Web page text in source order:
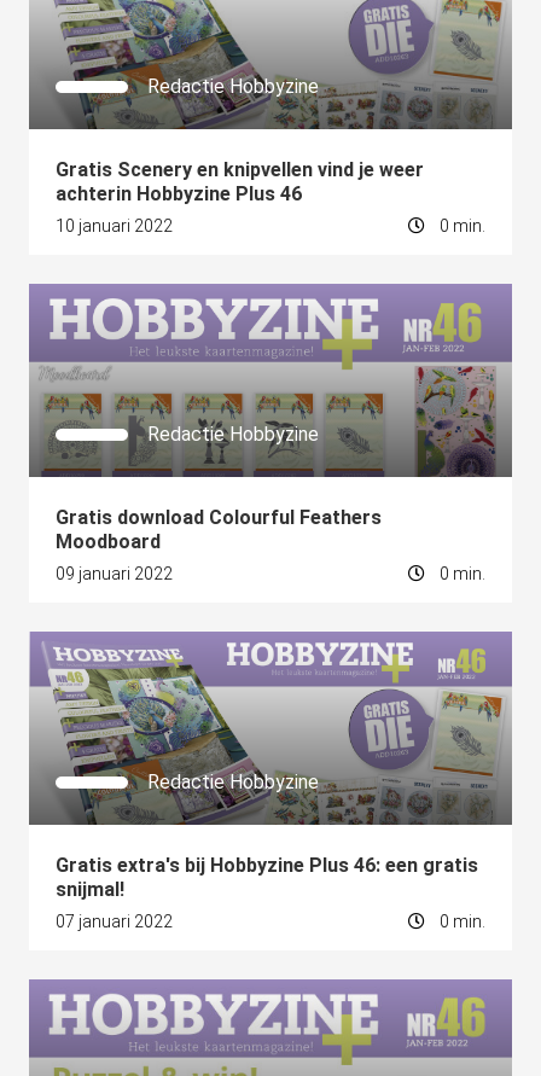
Redactie Hobbyzine
Gratis Scenery en knipvellen vind je weer
achterin Hobbyzine Plus 46
10 januari 2022 0 min.
Redactie Hobbyzine
Gratis download Colourful Feathers
Moodboard
09 januari 2022 0 min.
Redactie Hobbyzine
Gratis extra's bij Hobbyzine Plus 46: een gratis
snijmal!
07 januari 2022 0 min.